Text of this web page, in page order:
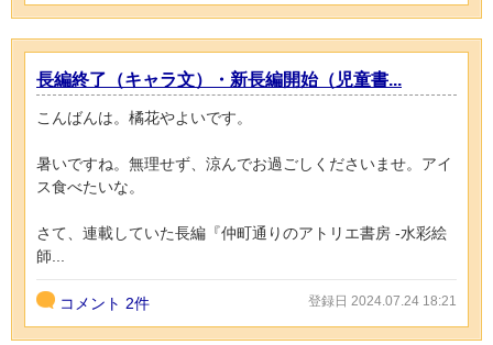
長編終了（キャラ文）・新長編開始（児童書...
こんばんは。橘花やよいです。
暑いですね。無理せず、涼んでお過ごしくださいませ。アイ
ス食べたいな。
さて、連載していた長編『仲町通りのアトリエ書房 -水彩絵
師...
コメント 2件 登録日 2024.07.24 18:21